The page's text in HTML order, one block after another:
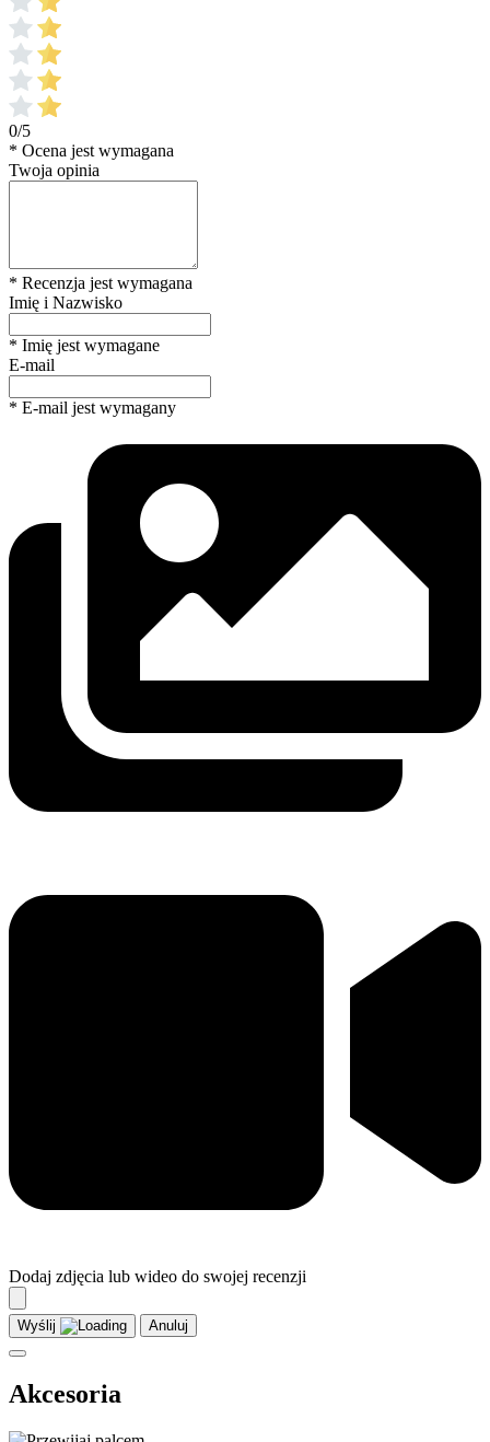
0/5
* Ocena jest wymagana
Twoja opinia
* Recenzja jest wymagana
Imię i Nazwisko
* Imię jest wymagane
E-mail
* E-mail jest wymagany
Dodaj zdjęcia lub wideo do swojej recenzji
Wyślij Anuluj
Akcesoria